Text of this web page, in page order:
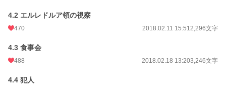
4.2 エルレドルア領の視察
470 2018.02.11 15:512,296文字
4.3 食事会
488 2018.02.18 13:203,246文字
4.4 犯人